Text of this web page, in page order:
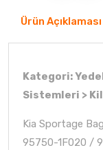
Ürün Açıklaması
Kategori:
Sistemleri >
Kia Sportage
95750-1F020 /